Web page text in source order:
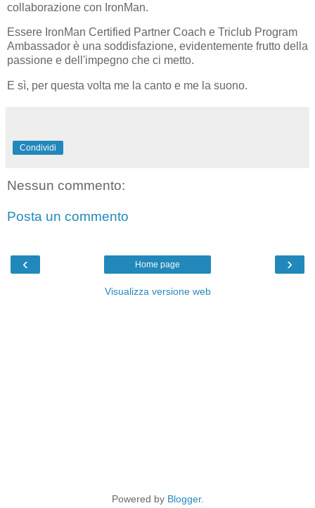
collaborazione con IronMan.
Essere IronMan Certified Partner Coach e Triclub Program
Ambassador è una soddisfazione, evidentemente frutto della
passione e dell'impegno che ci metto.
E sì, per questa volta me la canto e me la suono.
Condividi
Nessun commento:
Posta un commento
‹ ›
Home page
Visualizza versione web
Powered by Blogger.